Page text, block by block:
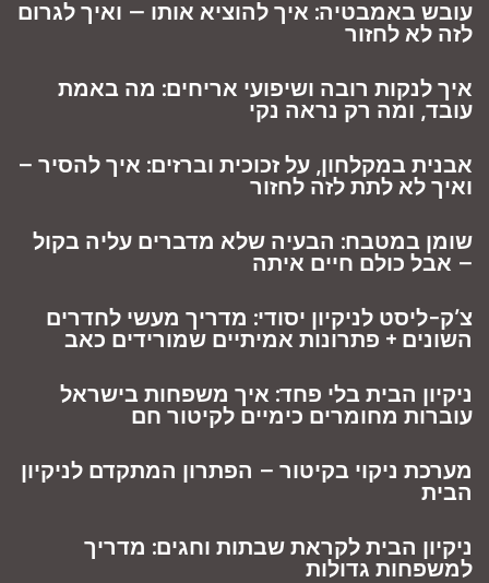
עובש באמבטיה: איך להוציא אותו — ואיך לגרום
לזה לא לחזור
איך לנקות רובה ושיפועי אריחים: מה באמת
עובד, ומה רק נראה נקי
אבנית במקלחון, על זכוכית וברזים: איך להסיר –
ואיך לא לתת לזה לחזור
שומן במטבח: הבעיה שלא מדברים עליה בקול
– אבל כולם חיים איתה
צ’ק-ליסט לניקיון יסודי: מדריך מעשי לחדרים
השונים + פתרונות אמיתיים שמורידים כאב
ניקיון הבית בלי פחד: איך משפחות בישראל
עוברות מחומרים כימיים לקיטור חם
מערכת ניקוי בקיטור – הפתרון המתקדם לניקיון
הבית
ניקיון הבית לקראת שבתות וחגים: מדריך
למשפחות גדולות